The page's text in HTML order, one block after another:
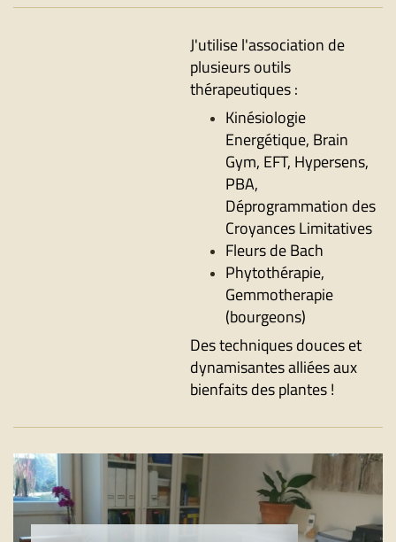
J'utilise l'association de
plusieurs outils
thérapeutiques :
Kinésiologie
Energétique, Brain
Gym, EFT, Hypersens,
PBA,
Déprogrammation des
Croyances Limitatives
Fleurs de Bach
Phytothérapie,
Gemmotherapie
(bourgeons)
Des techniques douces et
dynamisantes alliées aux
bienfaits des plantes !